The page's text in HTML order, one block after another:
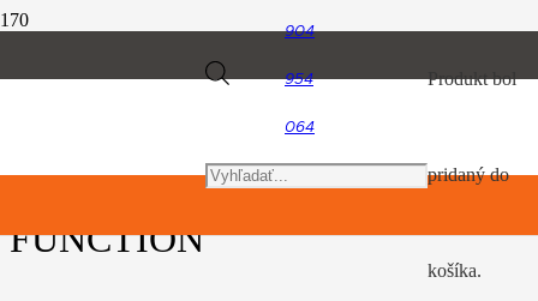
904
954
064
Products
search
Produktbol
pridaný do
košíka.
Osobné ochranné vybavenie
Ochrana tváre s ochranou sluchu
FUNCTION